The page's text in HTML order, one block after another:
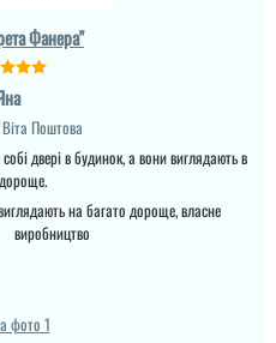
Фанера"
Віта Поштова
двері в будинок, а вони виглядають в
на багато дороще, власне
виробництво